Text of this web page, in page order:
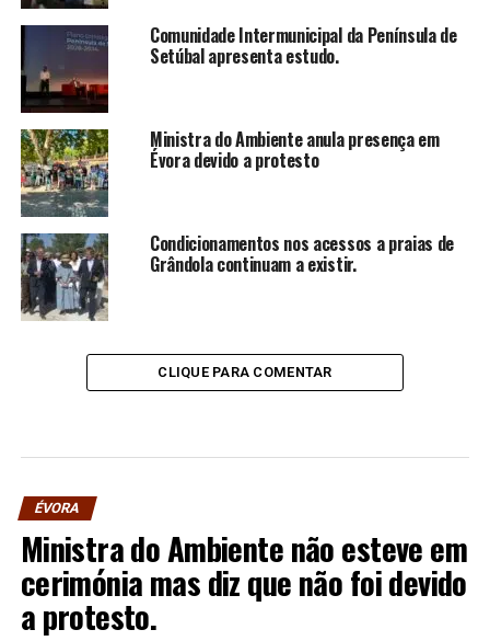
Comunidade Intermunicipal da Península de
Setúbal apresenta estudo.
Ministra do Ambiente anula presença em
Évora devido a protesto
Condicionamentos nos acessos a praias de
Grândola continuam a existir.
CLIQUE PARA COMENTAR
ÉVORA
Ministra do Ambiente não esteve em
cerimónia mas diz que não foi devido
a protesto.